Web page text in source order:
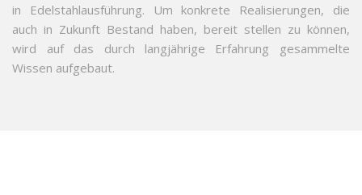
in Edelstahlausführung. Um konkrete Realisierungen, die
auch in Zukunft Bestand haben, bereit stellen zu können,
wird auf das durch langjährige Erfahrung gesammelte
Wissen aufgebaut.